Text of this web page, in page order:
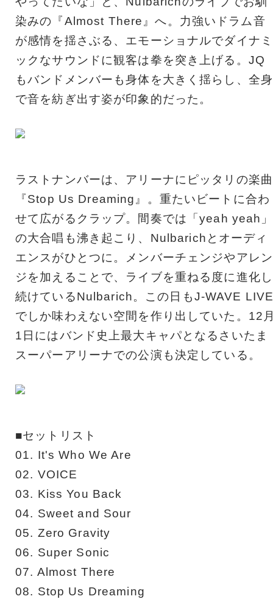
染みの『Almost There』へ。力強いドラム音
が感情を揺さぶる、エモーショナルでダイナミ
ックなサウンドに観客は拳を突き上げる。JQ
もバンドメンバーも身体を大きく揺らし、全身
で音を紡ぎ出す姿が印象的だった。
ラストナンバーは、アリーナにピッタリの楽曲
『Stop Us Dreaming』。重たいビートに合わ
せて広がるクラップ。間奏では「yeah yeah」
の大合唱も沸き起こり、Nulbarichとオーディ
エンスがひとつに。メンバーチェンジやアレン
ジを加えることで、ライブを重ねる度に進化し
続けているNulbarich。この日もJ-WAVE
でしか味わえない空間を作り出していた。12
1日にはバンド史上最大キャパとなるさいたま
スーパーアリーナでの公演も決定している。
■セットリスト
01. It's Who We Are
02. VOICE
03. Kiss You Back
04. Sweet and Sour
05. Zero Gravity
06. Super Sonic
07. Almost There
08. Stop Us Dreaming